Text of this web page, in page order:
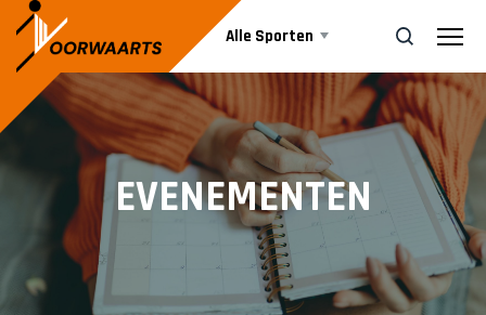
Alle Sporten
Nieuws
Events
Business
ZOEK
EVENEMENTEN